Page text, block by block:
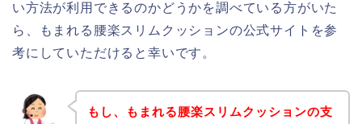
い方法が利用できるのかどうかを調べている方がいた
ら、もまれる腰楽スリムクッションの公式サイトを参
考にしていただけると幸いです。
もし、もまれる腰楽スリムクッションの支